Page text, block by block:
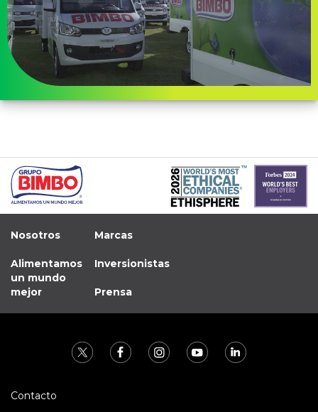
Nosotros
Alimentamos
un mundo
mejor
Marcas
Inversionistas
Prensa
Contacto